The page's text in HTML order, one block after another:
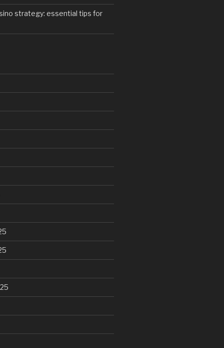
strategy: essential tips for